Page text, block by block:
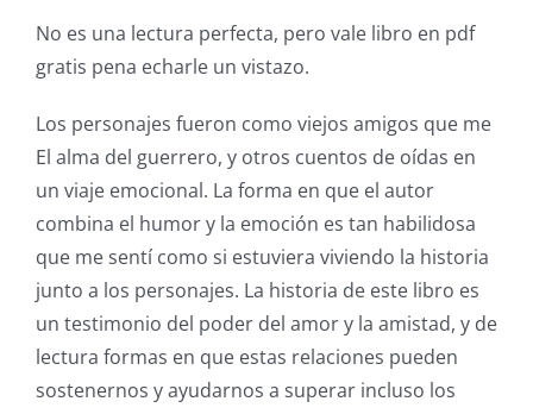
No es una lectura perfecta, pero vale libro en pdf
gratis pena echarle un vistazo.
Los personajes fueron como viejos amigos que me
El alma del guerrero, y otros cuentos de oídas en
un viaje emocional. La forma en que el autor
combina el humor y la emoción es tan habilidosa
que me sentí como si estuviera viviendo la historia
junto a los personajes. La historia de este libro es
un testimonio del poder del amor y la amistad, y de
lectura formas en que estas relaciones pueden
sostenernos y ayudarnos a superar incluso los
Technology
and
Chance:
The
Role
of
Unlimluck
in
Revolutionizing